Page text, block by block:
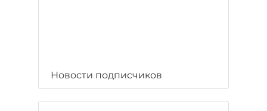
Новости подписчиков